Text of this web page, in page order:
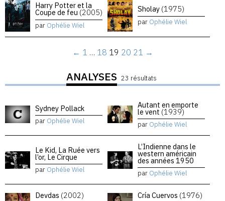
Harry Potter et la
Coupe de feu (2005)
par Ophélie Wiel
Sholay (1975)
par Ophélie Wiel
← 1 … 18 19 20 21 →
ANALYSES 23 résultats
Sydney Pollack
par Ophélie Wiel
Autant en emporte
le vent (1939)
par Ophélie Wiel
Le Kid, La Ruée vers
l’or, Le Cirque
par Ophélie Wiel
L’Indienne dans le
western américain
des années 1950
par Ophélie Wiel
Devdas (2002) Cría Cuervos (1976)